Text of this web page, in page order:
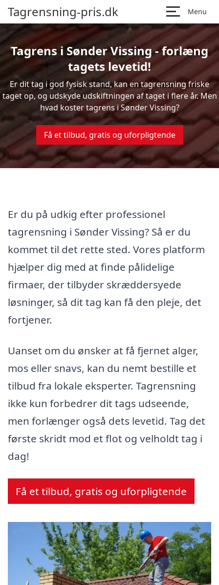
Tagrensning-pris.dk Menu
Tagrens i Sønder Vissing - forlæng
tagets levetid!
Er dit tag i god fysisk stand, kan en tagrensning friske
taget op, og udskyde udskiftningen af taget i flere år. Men
hvad koster tagrens i Sønder Vissing?
Få et tilbud, gratis og uforpligtende
Er du på udkig efter professionel
tagrensning i Sønder Vissing? Så er du
kommet til det rette sted. Vores platform
hjælper dig med at finde pålidelige
firmaer, der tilbyder skræddersyede
løsninger, så dit tag kan få den pleje, det
fortjener.
Uanset om du ønsker at få fjernet alger,
mos eller snavs, kan du nemt bestille et
tilbud fra lokale eksperter. Tagrensning
ikke kun forbedrer dit tags udseende,
men forlænger også dets levetid. Tag det
første skridt mod et flot og velholdt tag i
dag!
Få et tilbud, gratis og uforpligtende